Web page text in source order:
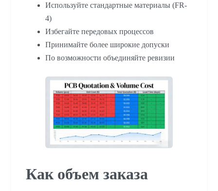
Используйте стандартные материалы (FR-
4)
Избегайте передовых процессов
Принимайте более широкие допуски
По возможности объединяйте ревизии
Как объем заказа